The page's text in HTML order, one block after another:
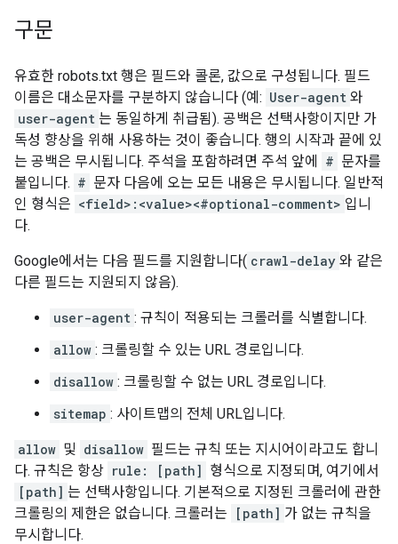
구문
유효한 robots.txt 행은 필드와 콜론, 값으로 구성됩니다. 필드
이름은 대소문자를 구분하지 않습니다 (예: User-agent 와
user-agent 는 동일하게 취급됨). 공백은 선택사항이지만 가
독성 향상을 위해 사용하는 것이 좋습니다. 행의 시작과 끝에 있
는 공백은 무시됩니다. 주석을 포함하려면 주석 앞에
# 문자를
붙입니다. # 문자 다음에 오는 모든 내용은 무시됩니다. 일반적
인 형식은 <field>:<value><#optional-comment> 입니
다.
Google에서는 다음 필드를 지원합니다( crawl-delay 와 같은
다른 필드는 지원되지 않음).
user-agent : 규칙이 적용되는 크롤러를 식별합니다.
allow : 크롤링할 수 있는 URL 경로입니다.
disallow : 크롤링할 수 없는 URL 경로입니다.
sitemap : 사이트맵의 전체 URL입니다.
allow 및 disallow 필드는 규칙 또는 지시어이라고도 합니
다. 규칙은 항상 rule: [path] 형식으로 지정되며, 여기에서
[path] 는 선택사항입니다. 기본적으로 지정된 크롤러에 관한
크롤링의 제한은 없습니다. 크롤러는
[path] 가 없는 규칙을
무시합니다.